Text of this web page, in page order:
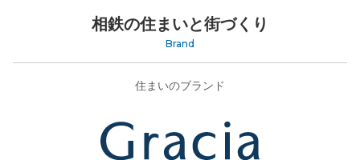
相鉄の住まいと街づくり
Brand
住まいのブランド